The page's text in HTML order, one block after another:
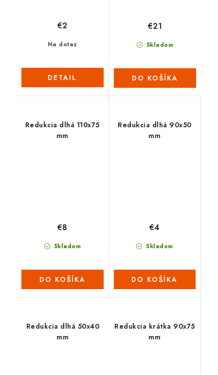
Na dotaz
€2
DETAIL
Skladom
€21
DO KOŠÍKA
Redukcia dlhá 110x75
mm
Skladom
€8
DO KOŠÍKA
Redukcia dlhá 90x50
mm
Skladom
€4
DO KOŠÍKA
Redukcia dlhá 50x40
mm
Redukcia krátka 90x75
mm